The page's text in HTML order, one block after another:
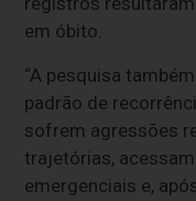
em óbito.
“A pesquisa
padrão de
sofrem agressões
trajetórias,
emergenciais e,